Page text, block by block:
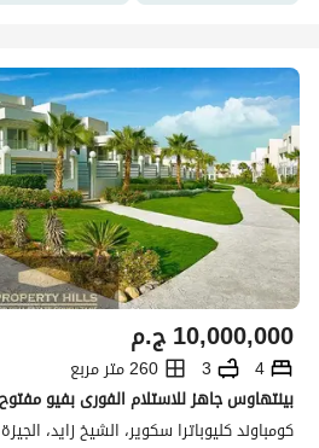
ج.م10,000,000
4
3
260 متر مربع
كومباوند كليوباترا سكوير، الشيخ زايد، الجيزة